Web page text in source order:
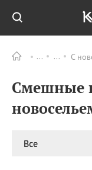
С
Смешные
Все